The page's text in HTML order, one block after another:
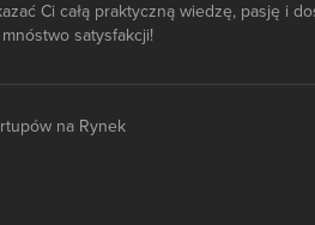
Ci całą praktyczną wiedzę, pasję i
satysfakcji!
na Rynek